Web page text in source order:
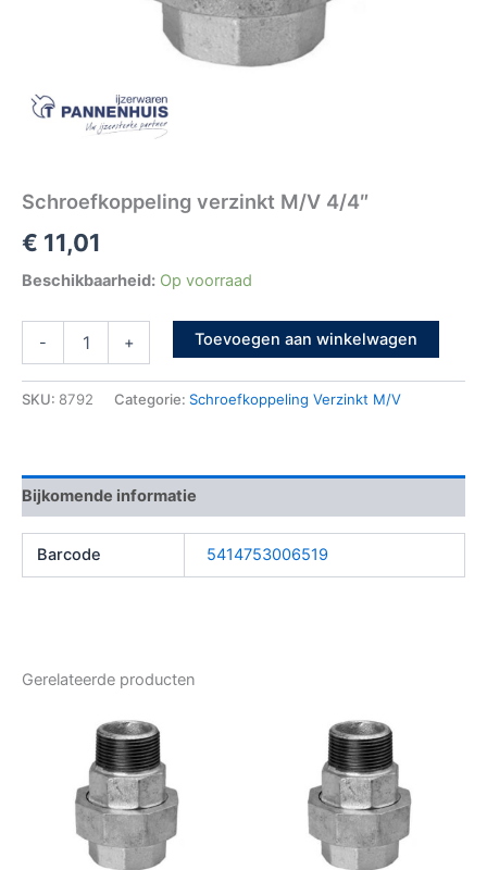
Schroefkoppeling verzinkt M/V 4/4″
€ 11,01
Beschikbaarheid: Op voorraad
- + Toevoegen aan winkelwagen
SKU: 8792 Categorie: Schroefkoppeling Verzinkt M/V
Bijkomende informatie
Barcode 5414753006519
Gerelateerde producten